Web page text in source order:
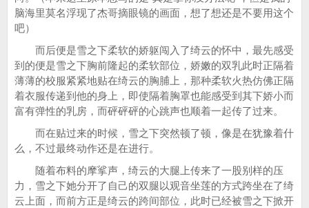
脑海里莫名浮现了杰哥摘眼镜的画面，想了想还是不要用这个
吧）
而后便是雪之下柔软的娇躯闯入了绮云的怀中，最先感受
到的便是雪之下胸前隆起的柔软部位，娇嫩的双乳此时正隔着
薄薄的校服紧紧地贴在绮云的胸脯上，那种柔软火热仿佛正隔
着衣服传递到他的身上，即使隔着胸罩也能感受到其下娇小而
富有弹性的乳房，而砰砰砰的心跳声也顺着一起传了过来。
而在贴过来的时候，雪之下突然顿了顿，像是在犹豫着什
么，不过最终动作还是在进行。
随着布料的摩挲声，绮云的大腿上传来了一股别样的压
力，雪之下她分开了自己的双腿以观音坐莲的方式跨坐在了绮
云上面，而前方正是绮云的跨间部位，此时已经被雪之下掀开